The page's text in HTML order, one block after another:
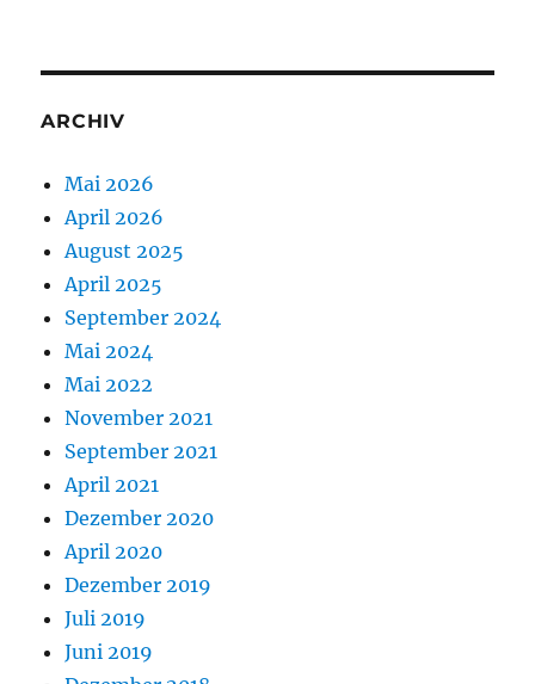
ARCHIV
Mai 2026
April 2026
August 2025
April 2025
September 2024
Mai 2024
Mai 2022
November 2021
September 2021
April 2021
Dezember 2020
April 2020
Dezember 2019
Juli 2019
Juni 2019